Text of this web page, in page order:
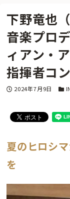
下野竜也
音楽プロ
ィアン・
指揮者コ
投稿日
2024年7月9日 カ
夏のヒロシ
を